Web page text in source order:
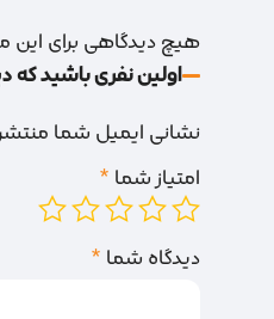
هیچ دیدگاهی برای
اولین نفری باشید که
نشانی ایمیل شما
امتیاز شما *
دیدگاه شما *